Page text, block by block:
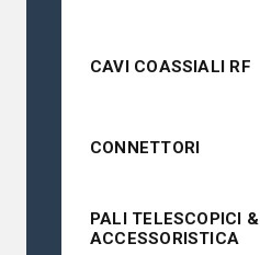
CAVI COASSIALI RF
CONNETTORI
PALI TELESCOPICI &
ACCESSORISTICA